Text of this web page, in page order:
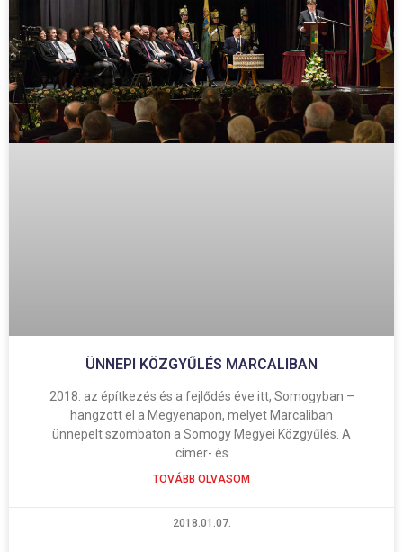
ÜNNEPI KÖZGYŰLÉS MARCALIBAN
2018. az építkezés és a fejlődés éve itt, Somogyban –
hangzott el a Megyenapon, melyet Marcaliban
ünnepelt szombaton a Somogy Megyei Közgyűlés. A
címer- és
TOVÁBB OLVASOM
2018.01.07.